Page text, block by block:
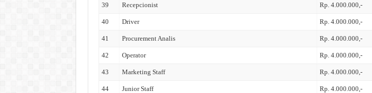
39 Recepcionist Rp. 4.000.000,-
40 Driver Rp. 4.000.000,-
41 Procurement Analis Rp. 4.000.000,-
42 Operator Rp. 4.000.000,-
43 Marketing Staff Rp. 4.000.000,-
44 Junior Staff Rp. 4.000.000,-